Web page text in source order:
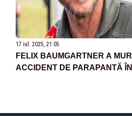
17 iul. 2025, 21:05
FELIX BAUMGARTNER A
ACCIDENT DE PARAPANTĂ